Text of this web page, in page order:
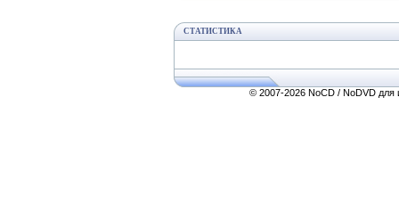
СТАТИСТИКА
© 2007-2026 NoCD / NoDVD для